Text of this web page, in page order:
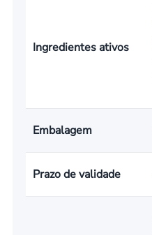
Ingredientes ativos
Embalagem
Prazo de validade